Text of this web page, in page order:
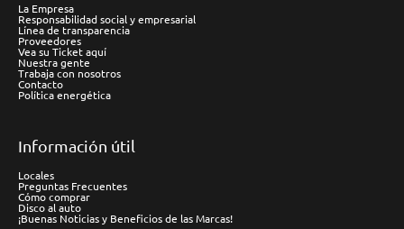
La Empresa
Responsabilidad social y empresarial
Línea de transparencia
Proveedores
Vea su Ticket aquí
Nuestra gente
Trabaja con nosotros
Contacto
Política energética
Información útil
Locales
Preguntas Frecuentes
Cómo comprar
Disco al auto
¡Buenas Noticias y Beneficios de las Marcas!